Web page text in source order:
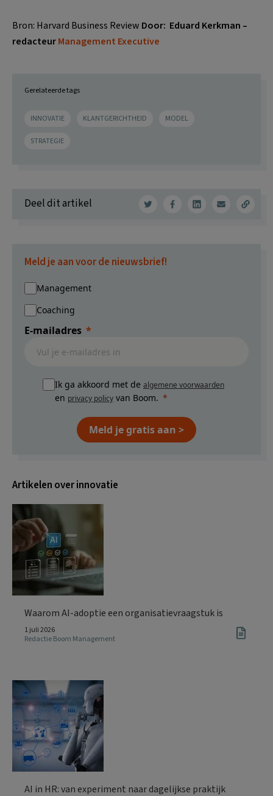
Bron: Harvard Business Review Door: Eduard Kerkman –
redacteurManagement Executive
Gerelateerde tags
INNOVATIE KLANTGERICHTHEID MODEL
STRATEGIE
Deel dit artikel
Meld je aan voor de nieuwsbrief!
Management
Coaching
E-mailadres
Ik ga akkoord met de algemene voorwaarden
en privacy policy van Boom.
Meld je gratis aan >
Artikelen over innovatie
Waarom AI-adoptie een organisatievraagstuk is
1 juli 2026
Redactie Boom Management
AI in HR: van experiment naar dagelijkse praktijk